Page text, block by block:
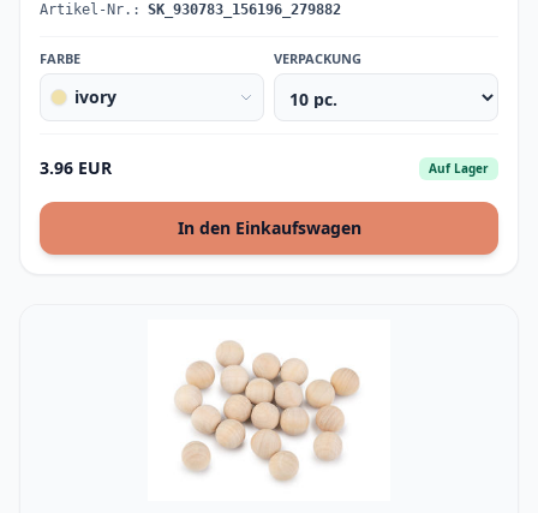
Artikel-Nr.: SK_930783_156196_279882
FARBE
ivory
VERPACKUNG
3.96 EUR Auf Lager
In den Einkaufswagen